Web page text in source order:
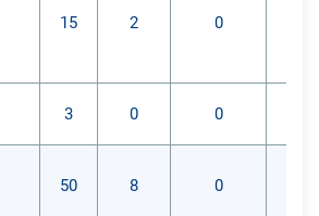
15 2 0
3 0 0
50 8 0